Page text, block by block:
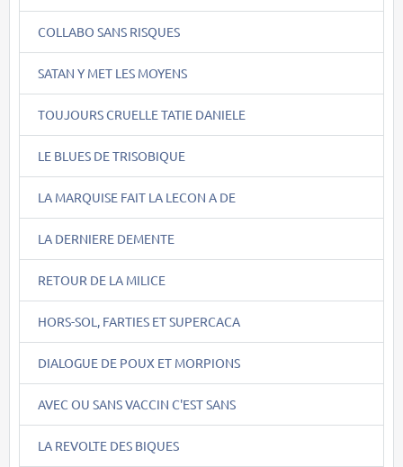
COLLABO SANS RISQUES
SATAN Y MET LES MOYENS
TOUJOURS CRUELLE TATIE DANIELE
LE BLUES DE TRISOBIQUE
LA MARQUISE FAIT LA LECON A DE
LA DERNIERE DEMENTE
RETOUR DE LA MILICE
HORS-SOL, FARTIES ET SUPERCACA
DIALOGUE DE POUX ET MORPIONS
AVEC OU SANS VACCIN C'EST SANS
LA REVOLTE DES BIQUES